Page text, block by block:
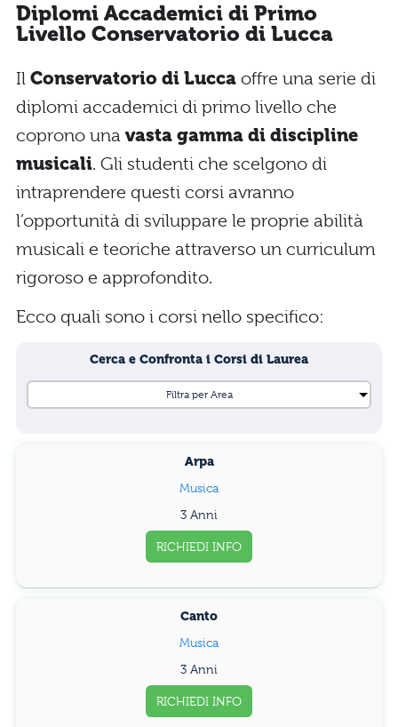
Diplomi Accademici di Primo
Livello Conservatorio di Lucca
Il Conservatorio di Lucca offre una serie di
diplomi accademici di primo livello che
coprono una vasta gamma di discipline
musicali. Gli studenti che scelgono di
intraprendere questi corsi avranno
l’opportunità di sviluppare le proprie abilità
musicali e teoriche attraverso un curriculum
rigoroso e approfondito.
Ecco quali sono i corsi nello specifico:
Cerca e Confronta i Corsi di Laurea
Arpa
Musica
3 Anni
RICHIEDI INFO
Canto
Musica
3 Anni
RICHIEDI INFO